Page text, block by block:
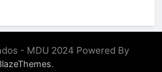
- MDU 2024 Powered By
.